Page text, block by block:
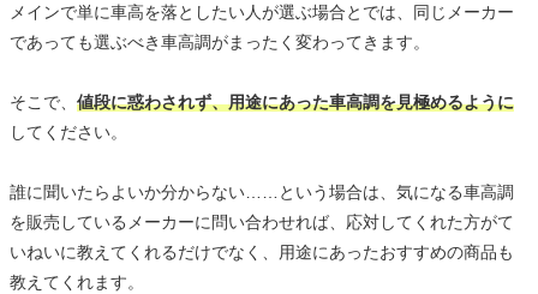
メインで単に車高を落としたい人が選ぶ場合とでは、同じメーカー
であっても選ぶべき車高調がまったく変わってきます。
そこで、 値段に惑わされず、用途にあった車高調を見極めるように
してください。
誰に聞いたらよいか分からない……という場合は、気になる車高調
を販売しているメーカーに問い合わせれば、応対してくれた方がて
いねいに教えてくれるだけでなく、用途にあったおすすめの商品も
教えてくれます。